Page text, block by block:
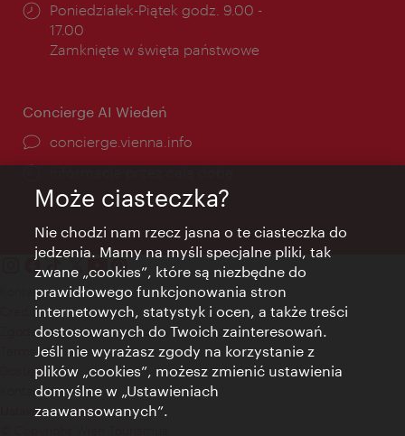
Godziny
otwarcia:
Poniedziałek-Piątek godz. 9.00 -
17.00
Zamknięte w święta państwowe
Concierge AI Wiedeń
concierge.vienna.info
Kontakt
Credits
Zgoda na przetwarzanie danych osobowych
Terms of Use
Dostępność
Kontakt prasowy
Ustawienia cookies
Może ciasteczka?
Nie chodzi nam rzecz jasna o te ciasteczka do
jedzenia. Mamy na myśli specjalne pliki, tak
zwane „cookies”, które są niezbędne do
prawidłowego funkcjonowania stron
internetowych, statystyk i ocen, a także treści
dostosowanych do Twoich zainteresowań.
Jeśli nie wyrażasz zgody na korzystanie z
plików „cookies”, możesz zmienić ustawienia
domyślne w „Ustawieniach
zaawansowanych”.